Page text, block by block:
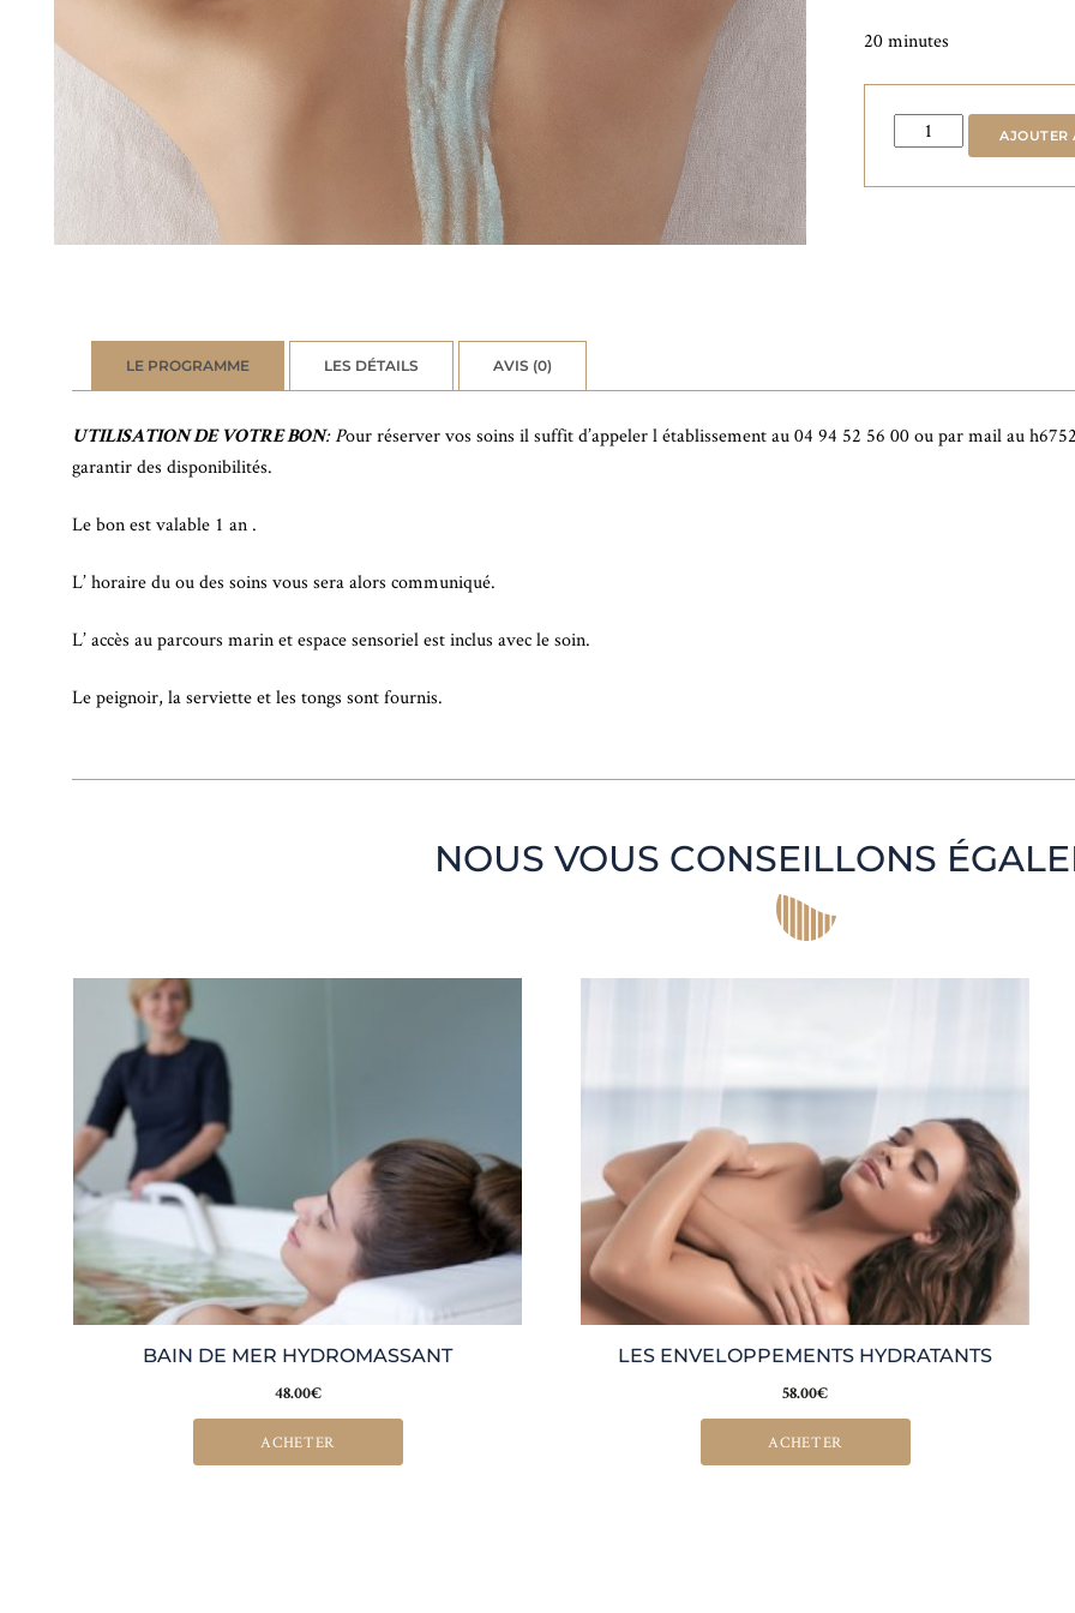
20 minutes
quantité
de
Gommages
AJOUTER
LE PROGRAMME LES DÉTAILS AVIS (0)
UTILISATION DE VOTRE BON: Pour réserver vos soins il suffit d’appeler l établissement au 04 94 52 56 00 ou par mail au
garantir des disponibilités.
Le bon est valable 1 an .
L’ horaire du ou des soins vous sera alors communiqué.
L’ accès au parcours marin et espace sensoriel est inclus avec le soin.
Le peignoir, la serviette et les tongs sont fournis.
NOUS VOUS CONSEILLONS
BAIN DE MER HYDROMASSANT
48.00€
ACHETER
LES ENVELOPPEMENTS HYDRATANTS
58.00€
ACHETER